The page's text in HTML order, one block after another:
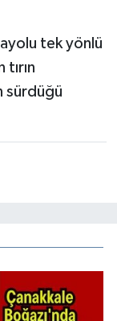
tek yönlü
sürdüğü